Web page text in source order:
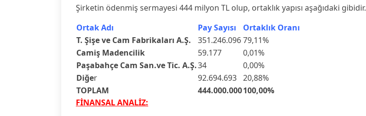
Şirketin ödenmiş sermayesi 444 milyon TL olup, ortaklık yapısı aşağıdaki gibidir.
Ortak Adı
Pay Sayısı
Ortaklık Oranı
T. Şişe ve Cam Fabrikaları A.Ş.
351.246.09679,11%
Camiş Madencilik
59.177
0,01%
Paşabahçe Cam San.ve Tic. A.Ş.34
0,00%
Diğer 92.694.693 20,88%
TOPLAM
444.000.000100,00%
FİNANSAL ANALİZ: